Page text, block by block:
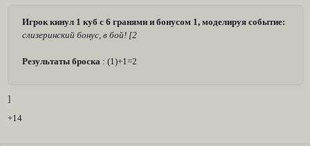
Игрок кинул 1 куб с 6 гранями и бонусом 1, моделируя событие:
слизеринский бонус, в бой! [2
Результаты броска : (1)+1=2
]
+14